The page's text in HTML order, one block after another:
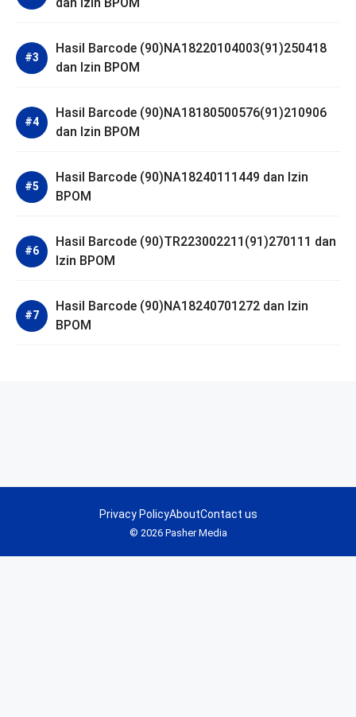
Hasil Barcode (90)NA18220104003(91)250418
dan Izin BPOM
Hasil Barcode (90)NA18180500576(91)210906
dan Izin BPOM
Hasil Barcode (90)NA18240111449 dan Izin
BPOM
Hasil Barcode (90)TR223002211(91)270111 dan
Izin BPOM
Hasil Barcode (90)NA18240701272 dan Izin
BPOM
© 2026 Pasher Media
Privacy PolicyAboutContact us